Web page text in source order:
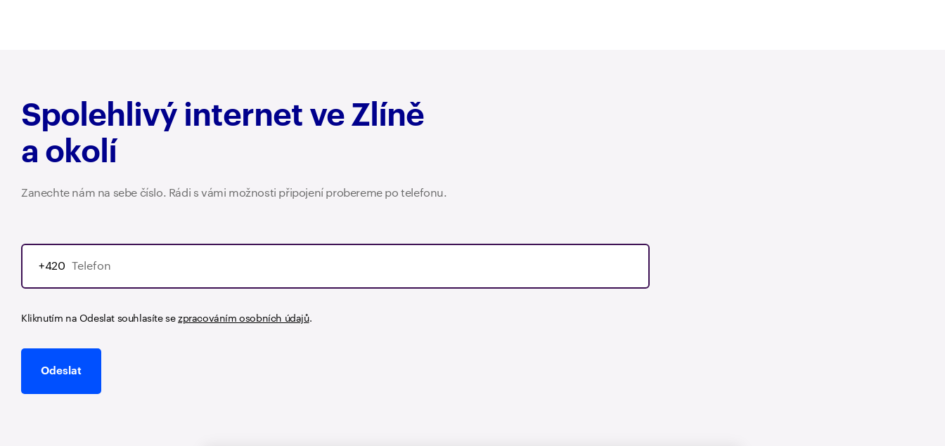
Spolehlivý internet ve Zlíně
a okolí
Zanechte nám na sebe číslo. Rádi s vámi možnosti připojení probereme po telefonu.
+420
+420
Kliknutím na Odeslat souhlasíte sezpracováním osobních údajů.
Odeslat